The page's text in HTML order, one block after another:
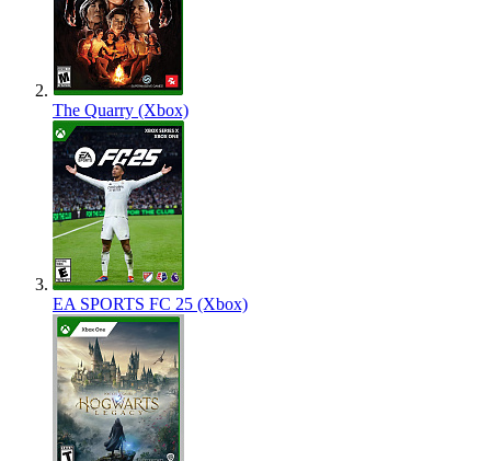
The Quarry (Xbox)
EA SPORTS FC 25 (Xbox)